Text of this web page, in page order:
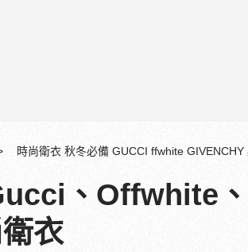
時尚衛衣 秋冬必備 GUCCI ffwhite GIVENCHY
、Offwhite
衣